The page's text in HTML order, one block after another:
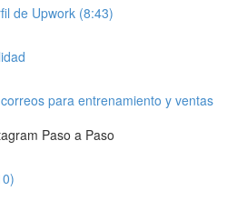
de Upwork (8:43)
para entrenamiento y ventas
Paso a Paso